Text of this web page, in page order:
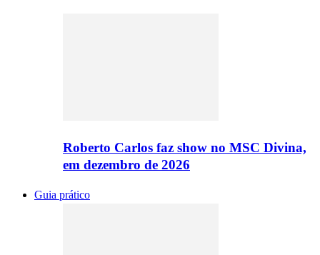
Roberto Carlos faz show no MSC Divina,
em dezembro de 2026
Guia prático